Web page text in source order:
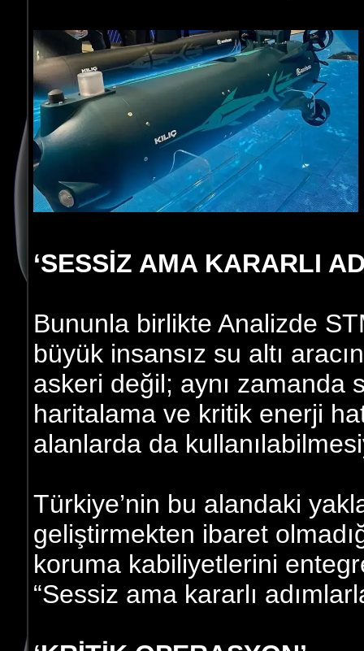
‘SESSİZ AMA KARARLI
Bununla birlikte Analizde
büyük insansız su altı
askeri değil; aynı zamanda
haritalama ve kritik enerji
alanlarda da
Türkiye’nin bu alandaki
geliştirmekten ibaret
koruma kabiliyetlerini
“Sessiz ama kararlı